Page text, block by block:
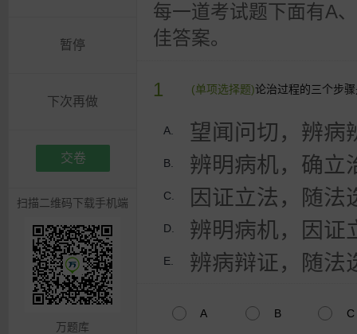
暂停
下次再做
交卷
扫描二维码下载手机端
万题库
每一道考试题下面有A
佳答案。
1 (单项选择题)论治过程的三个步
A. 望闻问切，辨病
B. 辨明病机，确立
C. 因证立法，随法
D. 辨明病机，因证
E. 辨病辩证，随法
A B C